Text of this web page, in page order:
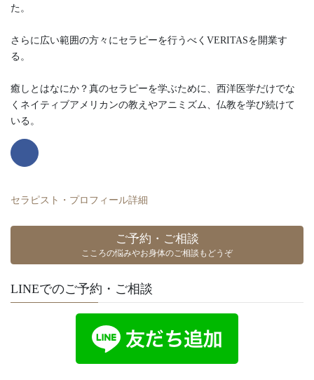
た。
さらに広い範囲の方々にセラピーを行うべくVERITASを開業す
る。
癒しとはなにか？真のセラピーを学ぶために、西洋医学だけでな
くネイティブアメリカンの教えやアニミズム、仏教を学び続けて
いる。
セラピスト・プロフィール詳細
ご予約・ご相談
こころの悩みやお身体のご相談もどうぞ
LINEでのご予約・ご相談